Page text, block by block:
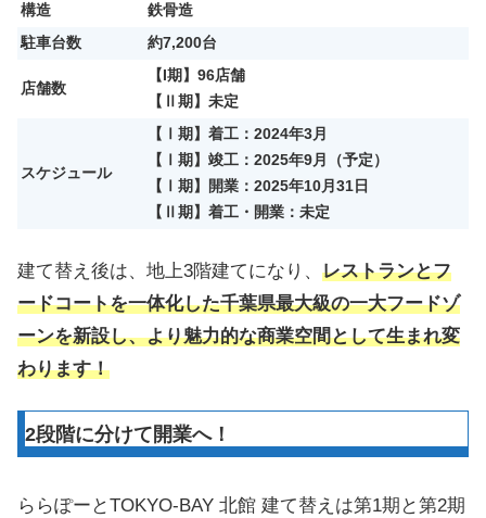
構造
鉄骨造
駐車台数
約7,200台
店舗数
【I期】96店舗
【Ⅱ期】未定
スケジュール
【Ⅰ期】着工：2024年3月
【Ⅰ期】竣工：2025年9月（予定）
【Ⅰ期】開業：2025年10月31日
【Ⅱ期】着工・開業：未定
建て替え後は、地上3階建てになり、 レストランとフ
ードコートを一体化した千葉県最大級の一大フードゾ
ーンを新設し、より魅力的な商業空間として生まれ変
わります！
2段階に分けて開業へ！
ららぽーとTOKYO-BAY 北館 建て替えは第1期と第2期